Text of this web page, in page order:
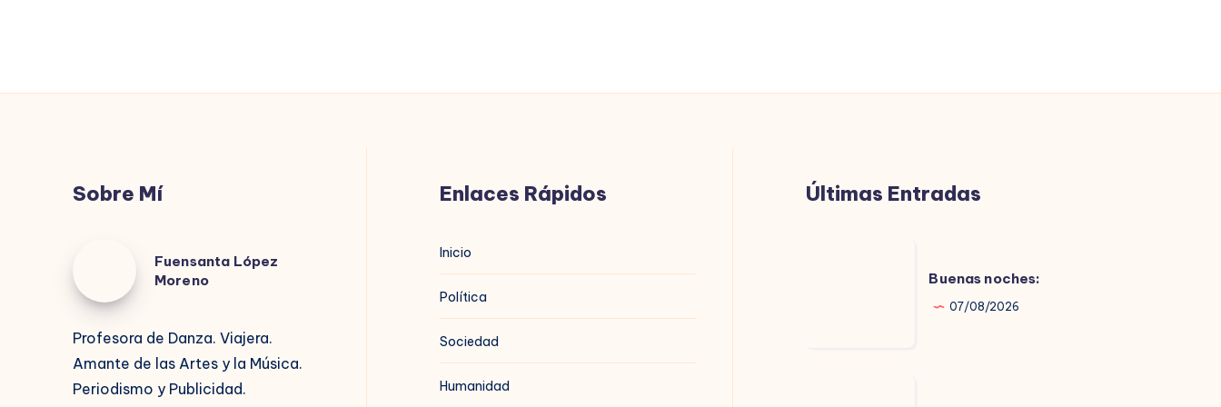
Sobre Mí
López
Moreno
Fuensanta López
Moreno
Profesora de Danza. Viajera.
Amante de las Artes y la Música.
Periodismo y Publicidad.
Enlaces Rápidos
Inicio
Política
Sociedad
Humanidad
Últimas Entradas
Buenas noches:
07/08/2026